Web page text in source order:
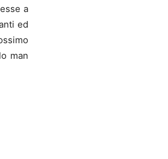
a
ed
man